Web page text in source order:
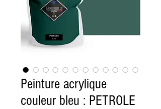
Peinture acrylique
couleur bleu : PETROLE